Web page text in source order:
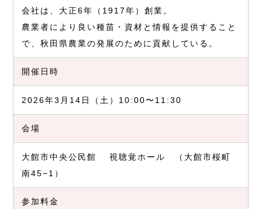
会社は、大正6年（1917年）創業。
農業者により良い種苗・資材と情報を提供すること
で、秋田県農業の発展のために貢献している。
開催日時
2026年3月14日（土）10:00〜11:30
会場
大館市中央公民館 視聴覚ホール （大館市桜町
南45−1）
参加料金